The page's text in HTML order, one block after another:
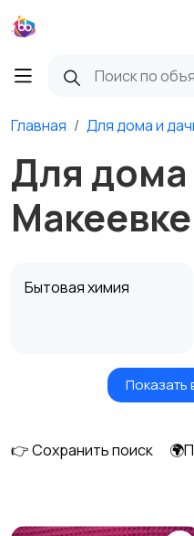
Главная Для дома и
Для дома
Макеевке
Бытовая химия
Кровати и матрасы
Показать
👉 Сохранить поиск